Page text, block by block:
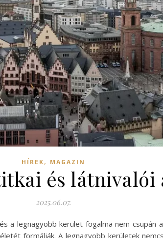
HÍREK, MAGAZIN
és látnivalói
2025.06.07.
a legnagyobb kerület fogalma nem csupán
formálják. A legnagyobb kerületek